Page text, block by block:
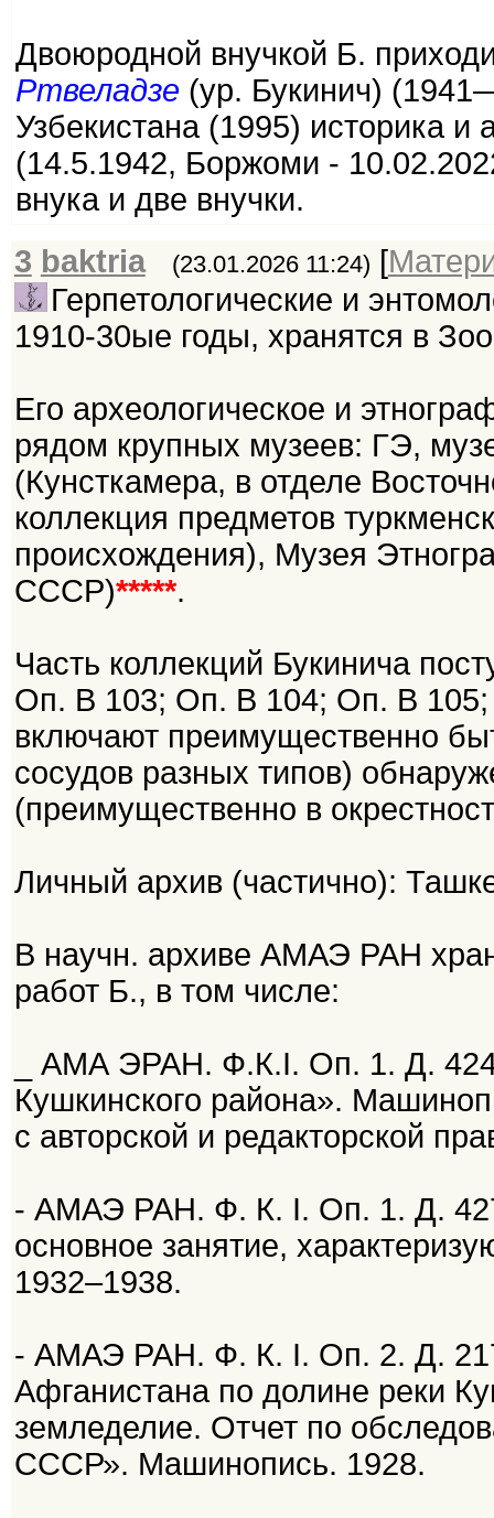
Двоюродной внучкой Б.
Ртвеладзе (ур. Букинич)
Узбекистана (1995) историка
(14.5.1942, Боржоми -
внука и две внучки.
3 baktria (23.01.2026 11:24) [
Герпетологические и
1910-30ые годы, хранятся в
Его археологическое и
рядом крупных музеев: ГЭ,
(Кунсткамера, в отделе
коллекция предметов
происхождения), Музея
СССР)*****.
Часть коллекций Букинича
Оп. В 103; Оп. В 104; Оп. В 105;
включают преимущественно
сосудов разных типов)
(преимущественно в
Личный архив (частично):
В научн. архиве АМАЭ РАН
работ Б., в том числе:
_ АМА ЭРАН. Ф.К.I. Оп. 1. Д.
Кушкинского района».
с авторской и редакторской
- АМАЭ РАН. Ф. К. I. Оп. 1. Д.
основное занятие,
1932–1938.
- АМАЭ РАН. Ф. К. I. Оп. 2. Д.
Афганистана по долине реки
земледелие. Отчет по
СССР». Машинопись. 1928.